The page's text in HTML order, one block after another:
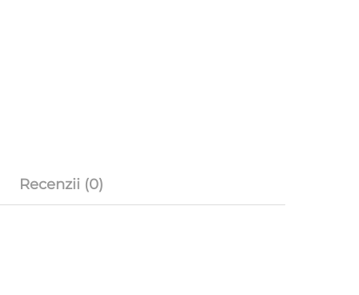
Recenzii (0)